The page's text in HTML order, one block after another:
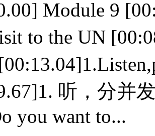
Module 9
to the UN
听，分并
you want to...